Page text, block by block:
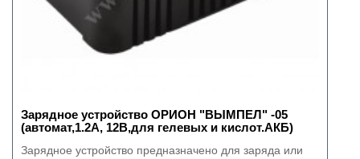
Зарядное устройство ОРИОН "ВЫМПЕЛ" -05
(автомат,1.2А, 12В,для гелевых и кислот.АКБ)
Зарядное устройство предназначено для заряда или